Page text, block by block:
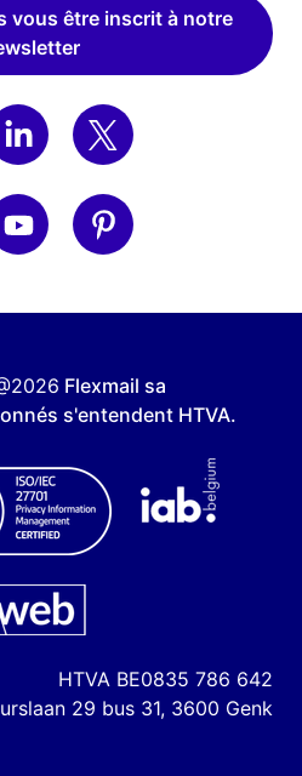
vous être inscrit à notre
Flexmail sa
s'entendent HTVA.
HTVA BE0835 786 642
29 bus 31, 3600 Genk